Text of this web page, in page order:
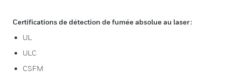
Certifications de détection de fumée absolue au laser :
UL
ULC
CSFM